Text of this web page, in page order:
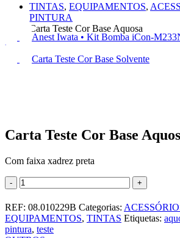
TINTAS, EQUIPAMENTOS,
PINTURA
Carta Teste Cor Base Aquosa
Anest Iwata • Kit Bomba iCon-
EVO
Carta Teste Cor Base Solvente
Carta Teste Cor Base
Com faixa xadrez preta
- +
REF: 08.010229B Categorias:
EQUIPAMENTOS, TINTAS Etiquetas:
pintura, teste